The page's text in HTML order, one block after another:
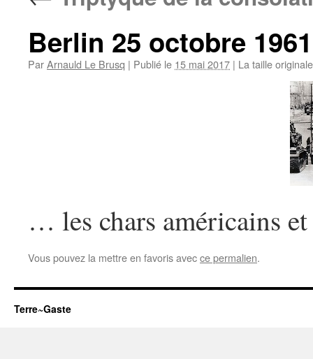
Berlin 25 octobre 1961
ParArnauld Le Brusq | Publié le 15 mai 2017 | La taille
… les chars américains
Vous pouvez la mettre en favoris avecce permalien.
Terre~Gaste